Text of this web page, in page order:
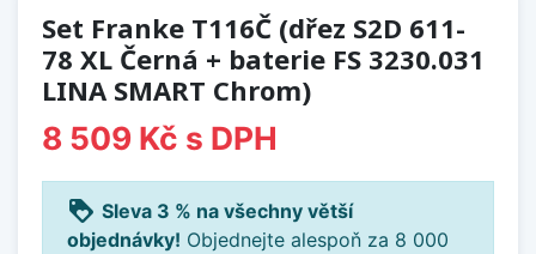
Set Franke T116Č (dřez S2D 611-
78 XL Černá + baterie FS 3230.031
LINA SMART Chrom)
8 509 Kč s DPH
loyalty Sleva 3 % na všechny větší
objednávky! Objednejte alespoň za 8 000